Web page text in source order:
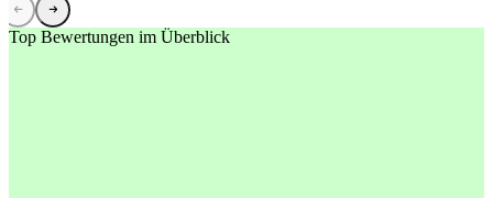
Top Bewertungen im Überblick